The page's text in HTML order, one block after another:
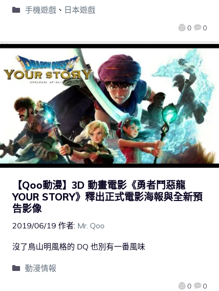
0 0
手機遊戲、 日本遊戲
【Qoo動漫】3D 動畫電影《勇者鬥惡龍
YOUR STORY》釋出正式電影海報與全新預
告影像
2019/06/19 作者: Mr. Qoo
0 0
沒了鳥山明風格的 DQ 也別有一番風味
動漫情報